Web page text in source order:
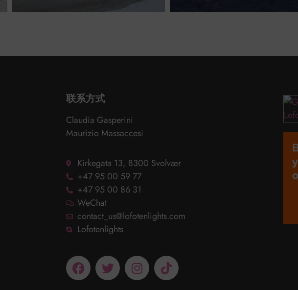
联系方式
Claudia Gasperini
Maurizio Massaccesi
Kirkegata 13, 8300 Svolvær
+47 95 00 59 77
+47 95 00 86 31
WeChat
contact_us@lofotenlights.com
Lofotenlights